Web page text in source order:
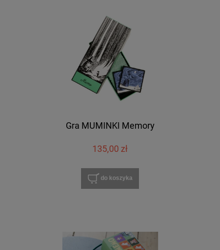
Gra MUMINKI Memory
135,00 zł
do koszyka